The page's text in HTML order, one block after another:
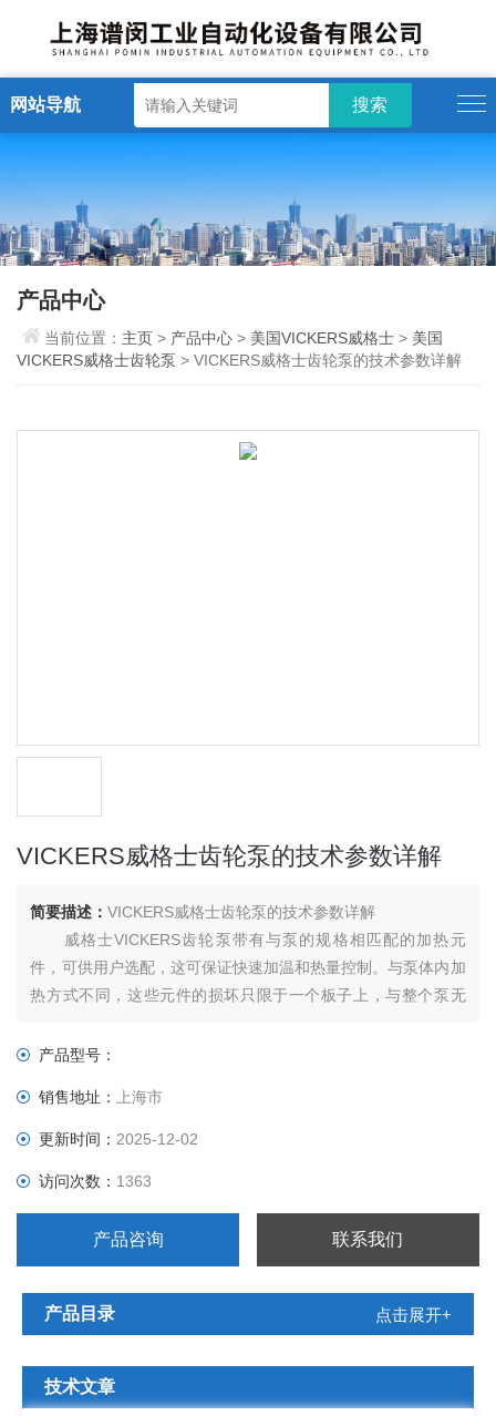
网站导航
产品中心
当前位置： 主页> 产品中心 > 美国VICKERS威格士 > 美国
VICKERS威格士齿轮泵 > VICKERS威格士齿轮泵的技术参数详解
VICKERS威格士齿轮泵的技术参数详解
简要描述：VICKERS威格士齿轮泵的技术参数详解
威格士VICKERS齿轮泵带有与泵的规格相匹配的加热元
件，可供用户选配，这可保证快速加温和热量控制。与泵体内加
热方式不同，这些元件的损坏只限于一个板子上，与整个泵无
产品型号：
销售地址：上海市
更新时间：2025-12-02
访问次数： 1363
产品咨询 联系我们
产品目录 点击展开+
技术文章